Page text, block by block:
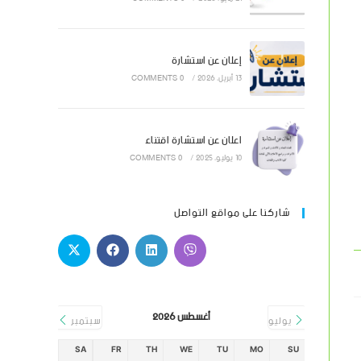
إعلان عن استشارة
13 أبريل، 2026 /
0 COMMENTS
اعلان عن استشارة اقتناء
10 يوليو، 2025 /
0 COMMENTS
شاركنا على مواقع التواصل
يوليو أغسطس 2026 سبتمبر
SU
MO
TU
WE
TH
FR
SA